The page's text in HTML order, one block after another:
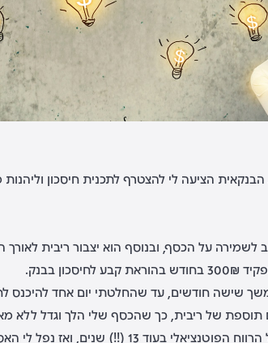
הציעה לי להצטרף לתכנית חיסכון וליהנות
לשמירה על הכסף, ובנוסף הוא יצבור ריבית
בבנק.
שישה חודשים, עד שהחלטתי יום אחד להיכנס
מצד שני, הסתכלתי על עמודת הרווח מהתכנית,